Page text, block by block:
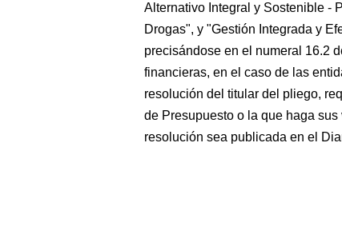
Alternativo Integral y Sostenible -
Drogas", y "Gestión Integrada y
precisándose en el numeral 16.2
financieras, en el caso de las
resolución del titular del pliego,
de Presupuesto o la que haga
resolución sea publicada en el